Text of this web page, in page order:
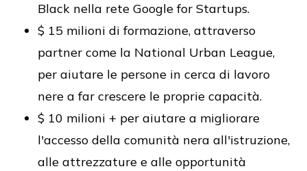
Black nella rete Google for Startups.
$ 15 milioni di formazione, attraverso
partner come la National Urban League,
per aiutare le persone in cerca di lavoro
nere a far crescere le proprie capacità.
$ 10 milioni + per aiutare a migliorare
l'accesso della comunità nera all'istruzione,
alle attrezzature e alle opportunità